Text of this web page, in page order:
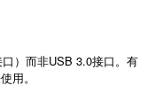
）而非USB 3.0接口。有
用。